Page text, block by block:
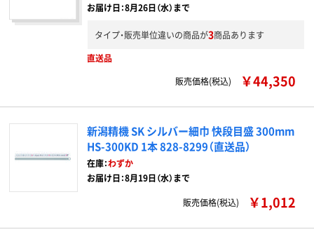
お届け日：8月26日（水）まで
タイプ・販売単位違いの商品が3商品あります
直送品
販売価格(税込)
￥44,350
新潟精機 SK シルバー細巾 快段目盛 300mm
HS-300KD 1本 828-8299（直送品）
在庫：わずか
お届け日：8月19日（水）まで
販売価格(税込) ￥1,012